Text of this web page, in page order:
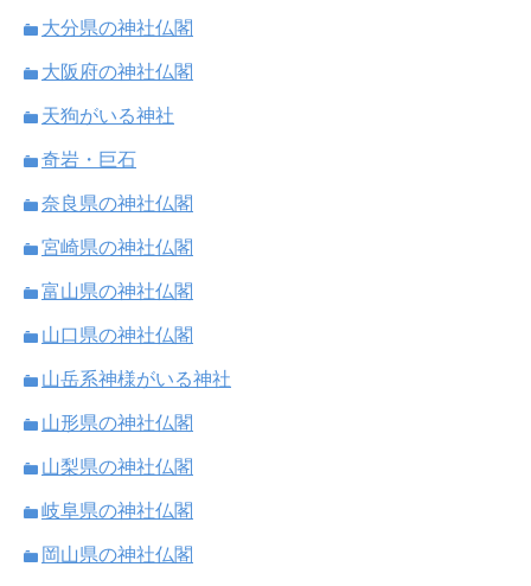
大分県の神社仏閣
大阪府の神社仏閣
天狗がいる神社
奇岩・巨石
奈良県の神社仏閣
宮崎県の神社仏閣
富山県の神社仏閣
山口県の神社仏閣
山岳系神様がいる神社
山形県の神社仏閣
山梨県の神社仏閣
岐阜県の神社仏閣
岡山県の神社仏閣